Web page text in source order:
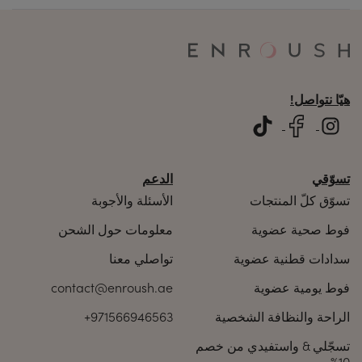
(الداخلية). لذلك فإن المهبل الصحي يصل بشكل طبيعي إلى
مستوى الرقم الهيدروجيني الأمثل. تحتوي التركيبة الخاصة
مكونات طبيعية لتنظيف ورعاية لطيفة، دون المساس
بصحة المهبل والبول.
هيّا نتواصل!
تسوّقي
تسوّق كلّ المنتجات
فوط صحية عضوية
سدادات قطنية عضوية
فوط يومية عضوية
الراحة والنظافة الشخصية
تسجّلي & واستفيدي من خصم
الدعم
الأسئلة والأجوبة
معلومات حول الشحن
تواصلي معنا
contact@enroush.ae
+971566946563